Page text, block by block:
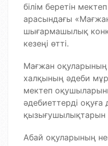
білім беретін
арасындағы
шығармашылық
кезеңі өтті.
Мағжан оқуларының
халқының әдеби
мектеп
әдебиеттерді оқуға
қызығушылықтарын
Абай оқуларының